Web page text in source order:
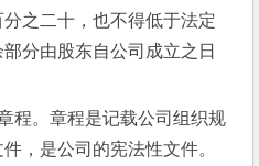
之二十，也不得低于法定
分由股东自公司成立之日
程。章程是记载公司组织规
，是公司的宪法性文件。